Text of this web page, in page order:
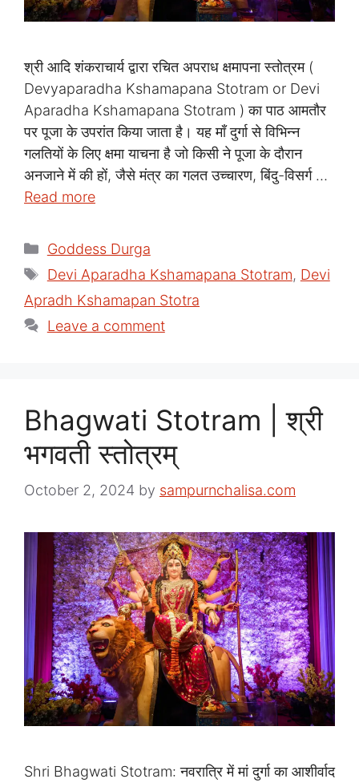
श्री आदि शंकराचार्य द्वारा रचित अपराध क्षमापना स्तोत्रम (
Devyaparadha Kshamapana Stotram or Devi
Aparadha Kshamapana Stotram ) का पाठ आमतौर
पर पूजा के उपरांत किया जाता है। यह माँ दुर्गा से विभिन्न
गलतियों के लिए क्षमा याचना है जो किसी ने पूजा के दौरान
अनजाने में की हों, जैसे मंत्र का गलत उच्चारण, बिंदु-विसर्ग …
Read more
Categories
Goddess Durga
Tags
Devi Aparadha Kshamapana Stotram, Devi
Apradh Kshamapan Stotra
Leave a comment
Bhagwati Stotram | श्री
भगवती स्तोत्रम्
October 2, 2024 by sampurnchalisa.com
Shri Bhagwati Stotram: नवरात्रि में मां दुर्गा का आशीर्वाद